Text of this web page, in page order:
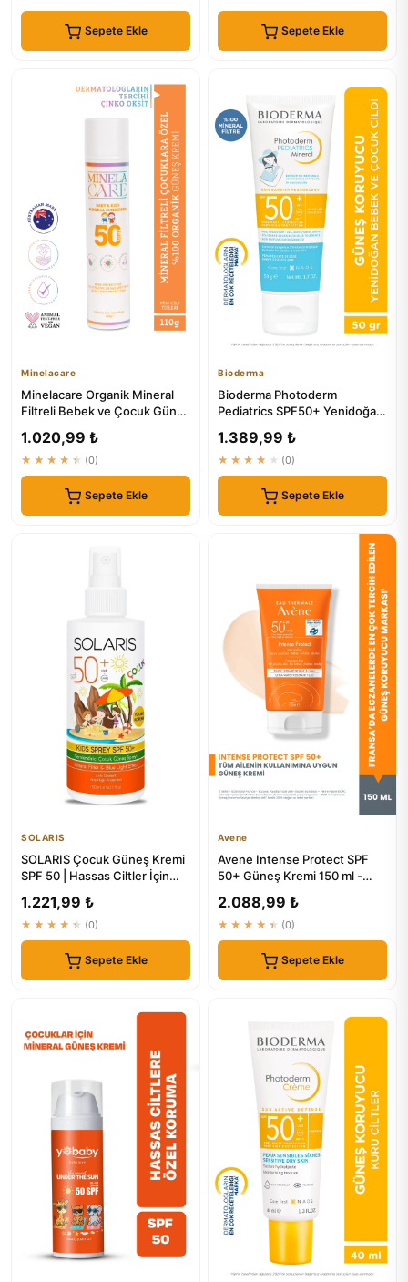
Sepete Ekle Sepete Ekle
Minelacare
Minelacare Organik Mineral
Filtreli Bebek ve Çocuk Güneş
1.020,99 ₺
★★★★★ (0)
Sepete Ekle
Bioderma
Bioderma Photoderm
Pediatrics SPF50+ Yenidoğan
1.389,99 ₺
★★★★★ (0)
Sepete Ekle
SOLARIS
SOLARIS Çocuk Güneş Kremi
SPF 50 | Hassas Ciltler İçin
1.221,99 ₺
★★★★★ (0)
Sepete Ekle
Avene
Avene Intense Protect SPF
50+ Güneş Kremi 150 ml -
2.088,99 ₺
★★★★★ (0)
Sepete Ekle